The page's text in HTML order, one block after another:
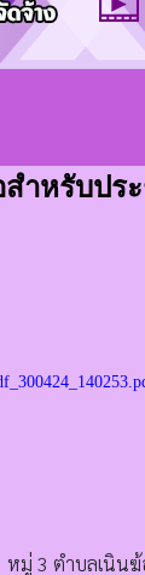
ำหรับปร
มู่ 3 ตำบลเนินฆ้